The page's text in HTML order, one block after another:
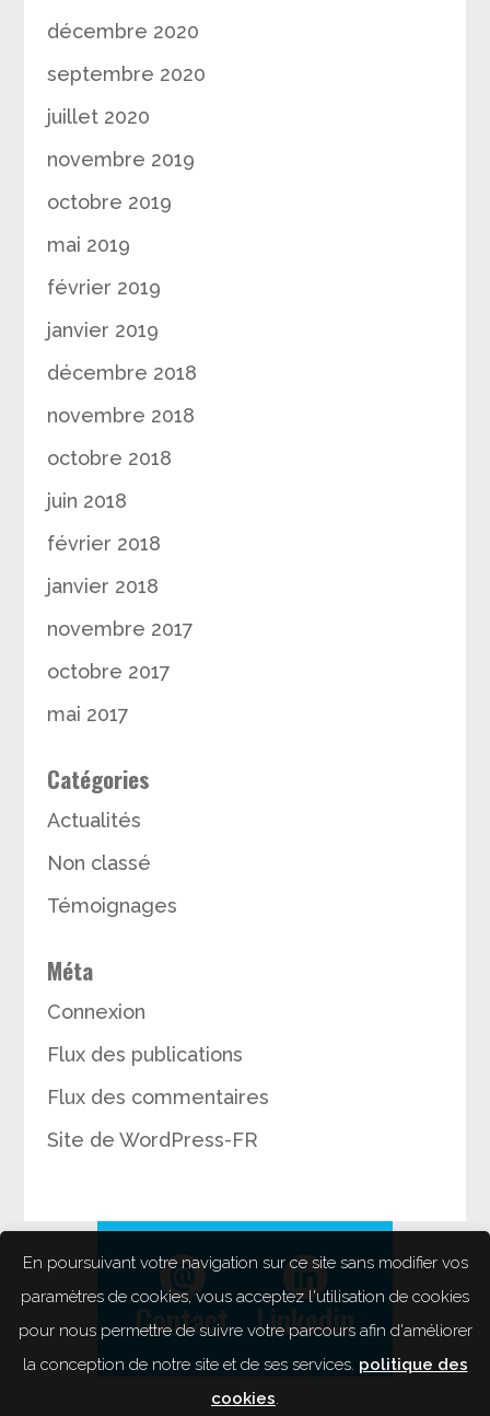
décembre 2020
septembre 2020
juillet 2020
novembre 2019
octobre 2019
mai 2019
février 2019
janvier 2019
décembre 2018
novembre 2018
octobre 2018
juin 2018
février 2018
janvier 2018
novembre 2017
octobre 2017
mai 2017
Catégories
Actualités
Non classé
Témoignages
Méta
Connexion
Flux des publications
Flux des commentaires
Site de WordPress-FR
Contact Linkedin
En poursuivant votre navigation sur ce site sans modifier vos
paramètres de cookies, vous acceptez l'utilisation de cookies
pour nous permettre de suivre votre parcours afin d'améliorer
la conception de notre site et de ses services. politique des
cookies.